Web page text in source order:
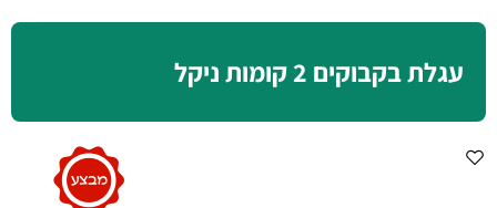
עגלת בקבוקים 2 קומות ניקל